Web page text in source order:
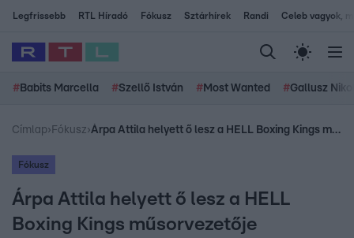
Legfrissebb RTL Híradó Fókusz Sztárhírek Randi Celeb vagyok,
# Babits Marcella #Szellő István # Most Wanted #Gallusz
Címlap› Fókusz› Árpa Attila helyett ő lesz a HELL Boxing Kings műsorvezetője
Fókusz
Árpa Attila helyett ő lesz a HELL
Boxing Kings műsorvezetője